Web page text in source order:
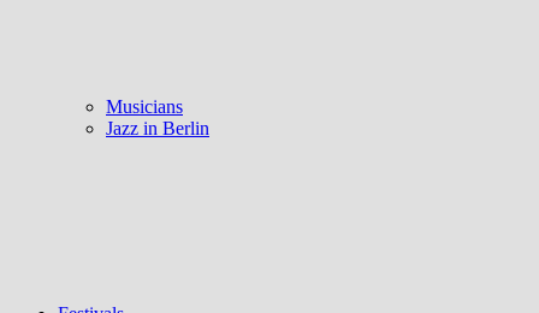
Musicians
Jazz in Berlin